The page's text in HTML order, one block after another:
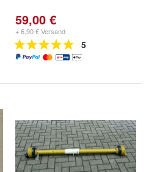
59,00 €
+ 6,90 € Versand
5